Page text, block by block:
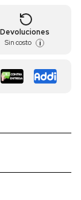
Devoluciones
Sin costo i